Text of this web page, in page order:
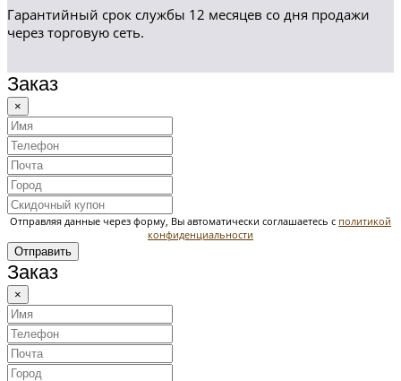
Гарантийный срок службы 12 месяцев со дня продажи
через торговую сеть.
Заказ
×
Отправляя данные через форму, Вы автоматически соглашаетесь с политикой
конфиденциальности
Отправить
Заказ
×